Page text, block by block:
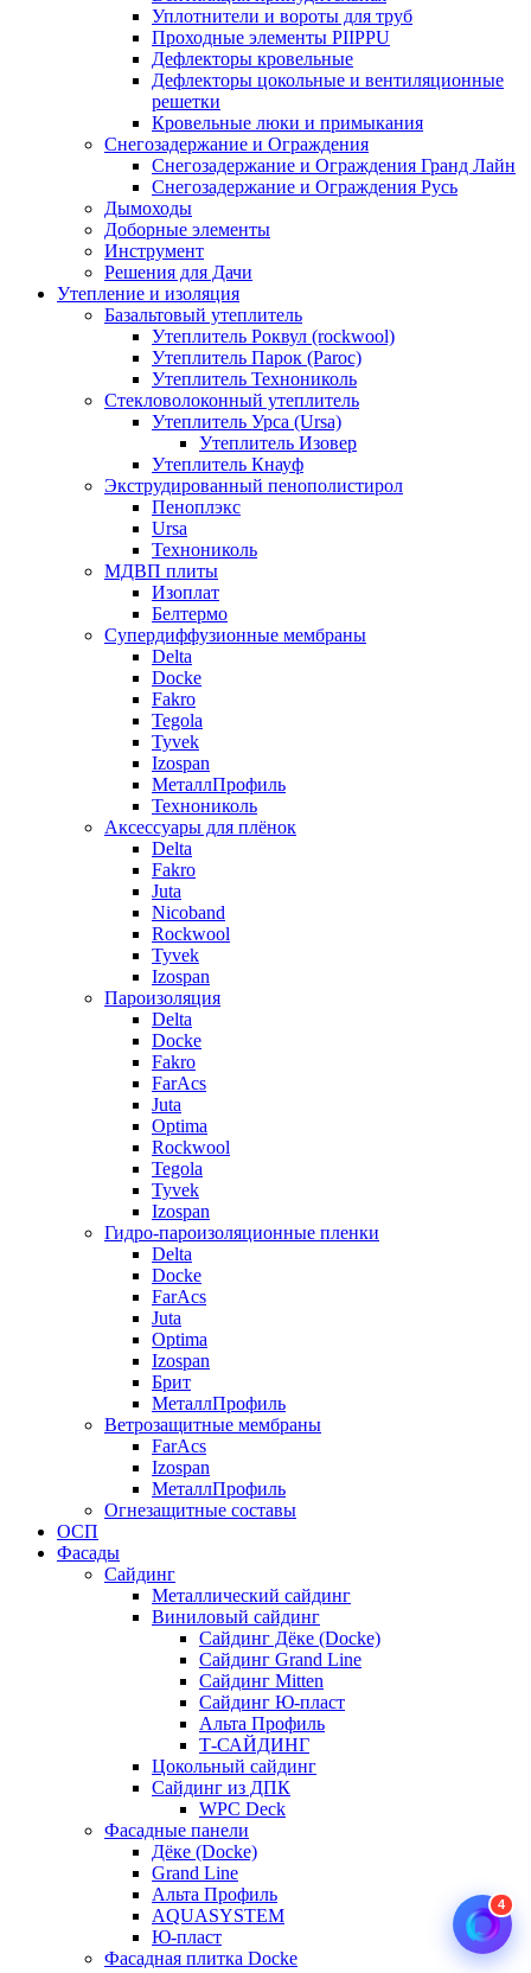
Уплотнители и вороты для труб
Проходные элементы PIIPPU
Дефлекторы кровельные
Дефлекторы цокольные и вентиляционные
решетки
Кровельные люки и примыкания
Снегозадержание и Ограждения
Снегозадержание и Ограждения Гранд Лайн
Снегозадержание и Ограждения Русь
Дымоходы
Доборные элементы
Инструмент
Решения для Дачи
Утепление и изоляция
Базальтовый утеплитель
Утеплитель Роквул (rockwool)
Утеплитель Парок (Paroc)
Утеплитель Технониколь
Стекловолоконный утеплитель
Утеплитель Урса (Ursa)
Утеплитель Изовер
Утеплитель Кнауф
Экструдированный пенополистирол
Пеноплэкс
Ursa
Технониколь
МДВП плиты
Изоплат
Белтермо
Супердиффузионные мембраны
Delta
Docke
Fakro
Tegola
Tyvek
Izospan
МеталлПрофиль
Технониколь
Аксессуары для плёнок
Delta
Fakro
Juta
Nicoband
Rockwool
Tyvek
Izospan
Пароизоляция
Delta
Docke
Fakro
FarAcs
Juta
Optima
Rockwool
Tegola
Tyvek
Izospan
Гидро-пароизоляционные пленки
Delta
Docke
FarAcs
Juta
Optima
Izospan
Брит
МеталлПрофиль
Ветрозащитные мембраны
FarAcs
Izospan
МеталлПрофиль
Огнезащитные составы
ОСП
Фасады
Сайдинг
Металлический сайдинг
Виниловый сайдинг
Сайдинг Дёке (Docke)
Сайдинг Grand Line
Сайдинг Mitten
Сайдинг Ю-пласт
Альта Профиль
Т-САЙДИНГ
Цокольный сайдинг
Сайдинг из ДПК
WPC Deck
Фасадные панели
Дёке (Docke)
Grand Line
Альта Профиль
AQUASYSTEM
Ю-пласт
Фасадная плитка Docke
4